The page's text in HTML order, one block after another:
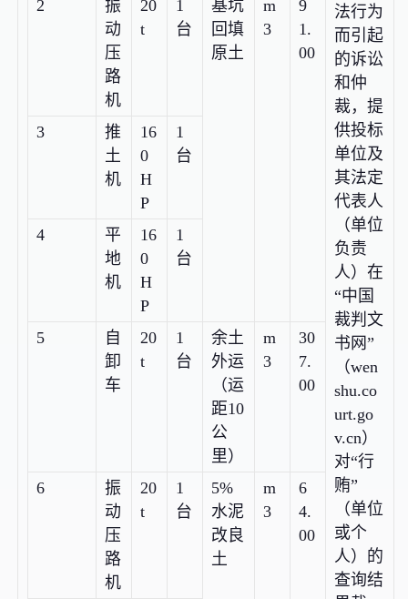
法行为
而引起
的诉讼
和仲
裁，提
供投标
单位及
其法定
代表人
（单位
负责
人）在
“中国
裁判文
书网”
（wen
shu.co
urt.go
v.cn）
对“行
贿”
（单位
或个
人）的
查询结
2
振
动
压
路
机
20
t
1
台
基坑
回填
原土
m
3
9
1.
00
3
推
土
机
16
0
H
P
1
台
4
平
地
机
16
0
H
P
1
台
5
自
卸
车
20
t
1
台
余土
外运
（运
距10
公
里）
m
3
30
7.
00
6
振
动
压
路
机
20
t
1
台
5%
水泥
改良
土
m
3
6
4.
00